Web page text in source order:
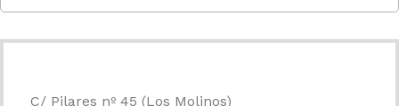
C/ Pilares nº 45 (Los Molinos)